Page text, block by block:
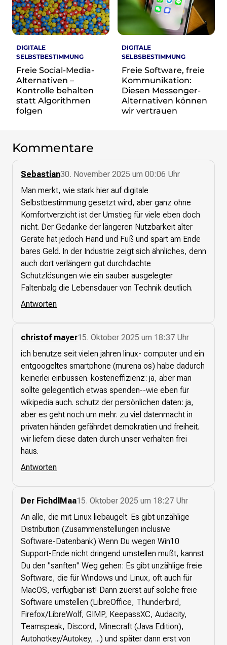
DIGITALE
SELBSTBESTIMMUNG
Freie Social-Media-
Alternativen –
Kontrolle behalten
statt Algorithmen
folgen
DIGITALE
SELBSBESTIMMUNG
Freie Software, freie
Kommunikation:
Diesen Messenger-
Alternativen können
wir vertrauen
Kommentare
Sebastian30. November 2025 um 00:06 Uhr
Man merkt, wie stark hier auf digitale
Selbstbestimmung gesetzt wird, aber ganz ohne
Komfortverzicht ist der Umstieg für viele eben doch
nicht. Der Gedanke der längeren Nutzbarkeit alter
Geräte hat jedoch Hand und Fuß und spart am Ende
bares Geld. In der Industrie zeigt sich ähnliches, denn
auch dort verlängern gut durchdachte
Schutzlösungen wie ein sauber ausgelegter
Faltenbalg die Lebensdauer von Technik deutlich.
Antworten
christof mayer15. Oktober 2025 um 18:37 Uhr
ich benutze seit vielen jahren linux- computer und ein
entgoogeltes smartphone (murena os) habe dadurch
keinerlei einbussen. kosteneffizienz: ja, aber man
sollte gelegentlich etwas spenden--wie eben für
wikipedia auch. schutz der persönlichen daten: ja,
aber es geht noch um mehr. zu viel datenmacht in
privaten händen gefährdet demokratien und freiheit.
wir liefern diese daten durch unser verhalten frei
haus.
Antworten
Der FichdlMaa15. Oktober 2025 um 18:27 Uhr
An alle, die mit Linux liebäugelt. Es gibt unzählige
Distribution (Zusammenstellungen inclusive
Software-Datenbank) Wenn Du wegen Win10
Support-Ende nicht dringend umstellen mußt, kannst
Du den "sanften" Weg gehen: Es gibt unzählige freie
Software, die für Windows und Linux, oft auch für
MacOS, verfügbar ist! Dann zuerst auf solche freie
Software umstellen (LibreOffice, Thunderbird,
Firefox/LibreWolf, GIMP, KeepassXC, Audacity,
Teamspeak, Discord, Minecraft (Java Edition),
Autohotkey/Autokey, ...) und später dann erst von